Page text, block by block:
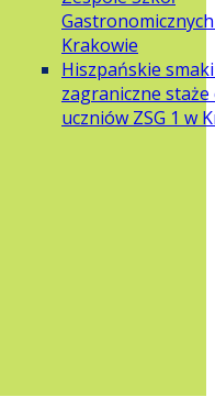
Krakowie
Hiszpańskie
zagraniczne staże
uczniów ZSG 1 w